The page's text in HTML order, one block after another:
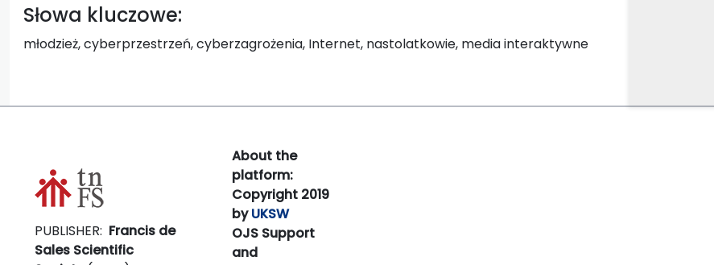
Słowa kluczowe:
młodzież, cyberprzestrzeń, cyberzagrożenia, Internet, nastolatkowie, media interaktywne
PUBLISHER: Francis de
Sales Scientific
About the
platform:
Copyright 2019
byUKSW
OJS Support
and